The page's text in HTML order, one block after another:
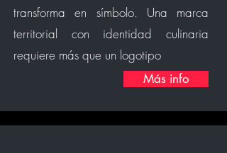
transforma en símbolo. Una marca
territorial con identidad culinaria
requiere más que un logotipo
Más info